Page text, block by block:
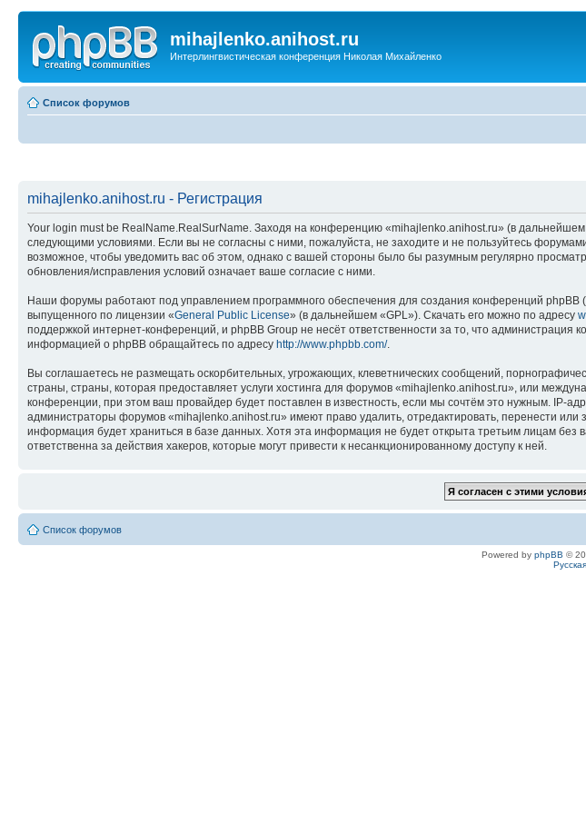
mihajlenko.anihost.ru
Интерлингвистическая конференция Николая Михайленко
Список форумов
mihajlenko.anihost.ru - Регистрация
Your login must be RealName.RealSurName. Заходя на конференцию «mihajlenko.anihost.ru» (в
следующими условиями. Если вы не согласны с ними, пожалуйста, не заходите и не пользуйтесь
возможное, чтобы уведомить вас об этом, однако с вашей стороны было бы разумным регулярно
обновления/исправления условий означает ваше согласие с ними.
Наши форумы работают под управлением программного обеспечения для создания конференций
выпущенного по лицензии «General Public License» (в дальнейшем «GPL»). Скачать его можно по адресу
поддержкой интернет-конференций, и phpBB Group не несёт ответственности за то, что
информацией о phpBB обращайтесь по адресу http://www.phpbb.com/.
Вы соглашаетесь не размещать оскорбительных, угрожающих, клеветнических сообщений,
страны, страны, которая предоставляет услуги хостинга для форумов «mihajlenko.anihost.ru», или
конференции, при этом ваш провайдер будет поставлен в известность, если мы сочтём это нужным. IP-
администраторы форумов «mihajlenko.anihost.ru» имеют право удалить, отредактировать, перенести
информация будет храниться в базе данных. Хотя эта информация не будет открыта третьим лицам
ответственна за действия хакеров, которые могут привести к несанкционированному доступу к ней.
Список форумов
Powered by phpBB ©